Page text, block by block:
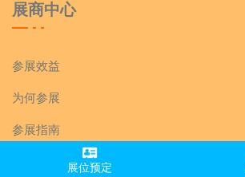
展商中心
参展效益
为何参展
参展指南
展位预定